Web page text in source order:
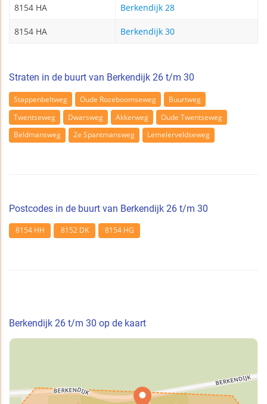
8154 HA Berkendijk 28
8154 HA Berkendijk 30
Straten in de buurt van Berkendijk 26 t/m 30
Stappenbeltweg Oude Rozeboomseweg
Buurtweg
Twentseweg
Dwarsweg Akkerweg
Oude Twentseweg
Beldmansweg
2e Spantmansweg Lemelerveldseweg
Postcodes in de buurt van Berkendijk 26 t/m 30
8154 HH 8152 DK 8154 HG
Berkendijk 26 t/m 30 op de kaart